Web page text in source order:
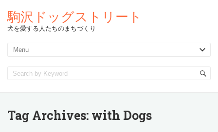
駒沢ドッグストリート
犬を愛する人たちのまちづくり
Tag Archives: with Dogs